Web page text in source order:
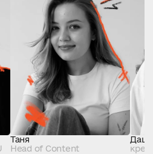
Таня
Head of Content